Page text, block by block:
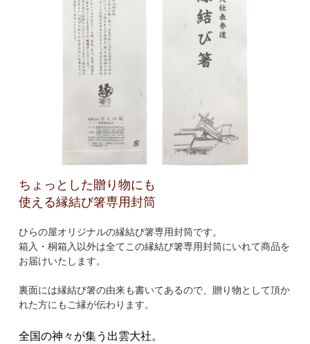
ちょっとした贈り物にも
使える縁結び箸専用封筒
ひらの屋オリジナルの縁結び箸専用封筒です。
箱入・桐箱入以外は全てこの縁結び箸専用封筒にいれて商品を
お届けいたします。
裏面には縁結び箸の由来も書いてあるので、贈り物として頂か
れた方にもご縁が伝わります。
全国の神々が集う出雲大社。